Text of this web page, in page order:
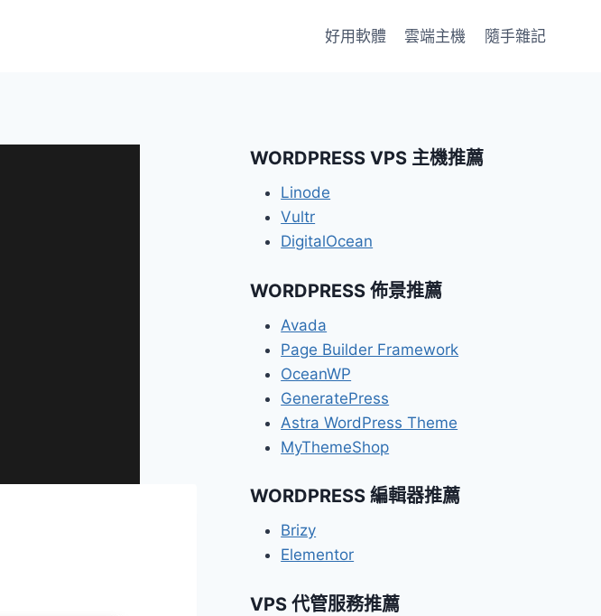
好用軟體 雲端主機 隨手雜記
WORDPRESS VPS 主機推薦
Linode
Vultr
DigitalOcean
WORDPRESS 佈景推薦
Avada
Page Builder Framework
OceanWP
GeneratePress
Astra WordPress Theme
MyThemeShop
WORDPRESS 編輯器推薦
Brizy
Elementor
VPS 代管服務推薦